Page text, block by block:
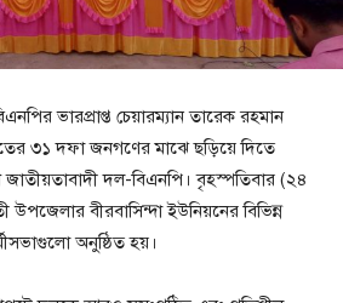
ভারপ্রাপ্ত চেয়ারম্যান তারেক রহমান
৩১ দফা জনগণের মাঝে ছড়িয়ে দিতে
জাতীয়তাবাদী দল-বিএনপি। বৃহস্পতিবার (২৪
উপজেলার বীরবাসিন্দা ইউনিয়নের বিভিন্ন
অনুষ্ঠিত হয়।